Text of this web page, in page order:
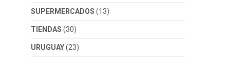
SUPERMERCADOS (13)
TIENDAS (30)
URUGUAY(23)